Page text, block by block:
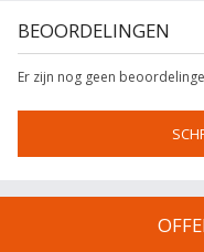
BEOORDELINGEN
Er zijn nog geen